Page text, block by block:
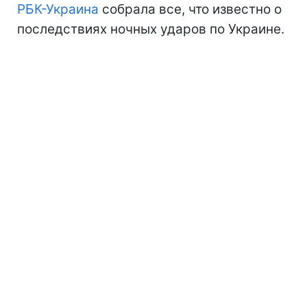
РБК-Украина собрала все, что известно о
последствиях ночных ударов по Украине.